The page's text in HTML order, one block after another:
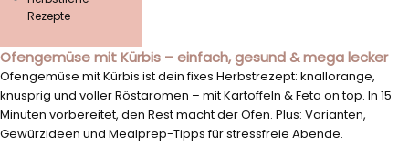
Rezepte
Ofengemüse mit Kürbis – einfach, gesund & mega lecker
Ofengemüse mit Kürbis ist dein fixes Herbstrezept: knallorange,
knusprig und voller Röstaromen – mit Kartoffeln & Feta on top. In 15
Minuten vorbereitet, den Rest macht der Ofen. Plus: Varianten,
Gewürzideen und Mealprep-Tipps für stressfreie Abende.